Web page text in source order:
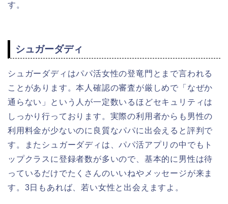
す。
シュガーダディ
シュガーダディはパパ活女性の登竜門とまで言われる
ことがあります。本人確認の審査が厳しめで「なぜか
通らない」という人が一定数いるほどセキュリティは
しっかり行っております。実際の利用者からも男性の
利用料金が少ないのに良質なパパに出会えると評判で
す。またシュガーダディは、パパ活アプリの中でもト
ップクラスに登録者数が多いので、基本的に男性は待
っているだけでたくさんのいいねやメッセージが来ま
す。3日もあれば、若い女性と出会えますよ。